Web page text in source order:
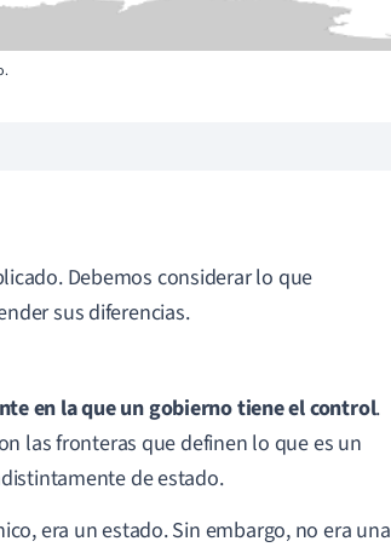
Debemos considerar lo que
sus diferencias.
en la que un gobierno tiene el control.
las fronteras que definen lo que es un
de estado.
era un estado. Sin embargo, no era una